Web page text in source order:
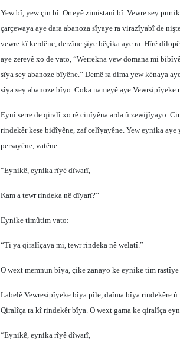
Yew bî, yew çin bî. Orteyê zimistanî bî. Vewre sey
çarçewaya aye dara abanoza sîyaye ra virazîyabî de
vewre kî kerdêne, derzîne şîye bêçika aye ra. Hîrê
aye zereyê xo de vato, “Werrekna yew domana mi
sîya sey abanoze bîyêne.” Demê ra dima yew kênaya
sîya sey abanoze bîyo. Coka nameyê aye
Eynî serre de qiralî xo rê cinîyêna arda û zewijîyayo.
rindekêr kese bidîyêne, zaf celîyayêne. Yew eynika
persayêne, vatêne:
“Eynikê, eynika rîyê dîwarî,
Kam a tewr rindeka nê dîyarî?”
Eynike timûtim vato:
“Ti ya qiralîçaya mi, tewr rindeka nê welatî.”
O wext memnun bîya, çike zanayo ke eynike tim rastîye
Labelê Vewresipîyeke bîya pîle, daîma bîya rindekêre
Qiralîça ra kî rindekêr bîya. O wext gama ke qiralîça
“Eynikê, eynika rîyê dîwarî,